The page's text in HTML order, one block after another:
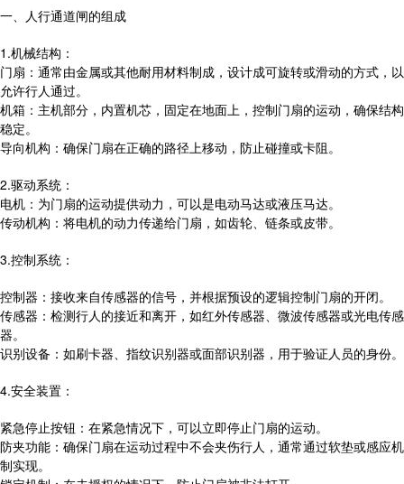
一、人行通道闸的组成
1.机械结构：
门扇：通常由金属或其他耐用材料制成，设计成可旋转或滑动的方式，以
允许行人通过。
机箱：主机部分，内置机芯，固定在地面上，控制门扇的运动，确保结构
稳定。
导向机构：确保门扇在正确的路径上移动，防止碰撞或卡阻。
2.驱动系统：
电机：为门扇的运动提供动力，可以是电动马达或液压马达。
传动机构：将电机的动力传递给门扇，如齿轮、链条或皮带。
3.控制系统：
控制器：接收来自传感器的信号，并根据预设的逻辑控制门扇的开闭。
传感器：检测行人的接近和离开，如红外传感器、微波传感器或光电传感
器。
识别设备：如刷卡器、指纹识别器或面部识别器，用于验证人员的身份。
4.安全装置：
紧急停止按钮：在紧急情况下，可以立即停止门扇的运动。
防夹功能：确保门扇在运动过程中不会夹伤行人，通常通过软垫或感应机
制实现。